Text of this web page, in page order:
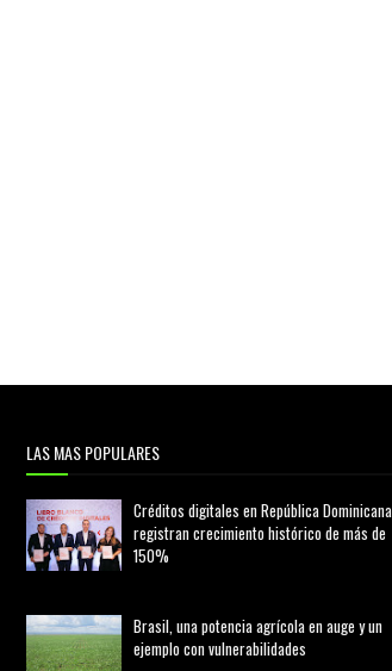
LAS MAS POPULARES
Créditos digitales en República Dominicana
registran crecimiento histórico de más de
150%
Brasil, una potencia agrícola en auge y un
ejemplo con vulnerabilidades